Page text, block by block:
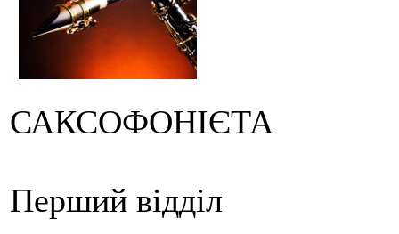
САКСОФОНІЄТА
Перший відділ